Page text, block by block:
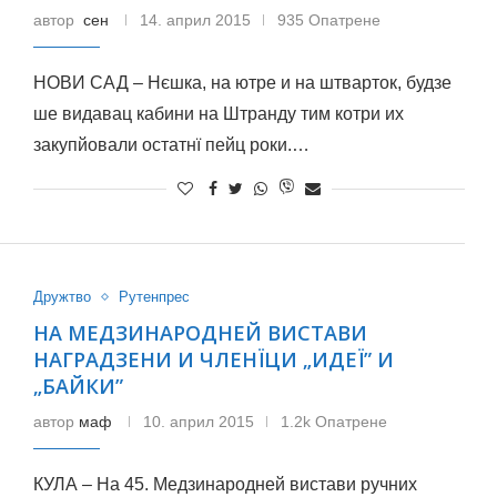
автор сен 14. април 2015 935 Опатрене
НОВИ САД – Нєшка, на ютре и на штварток, будзе
ше видавац кабини на Штранду тим котри их
закупйовали остатнї пейц роки.…
Дружтво Рутенпрес
НА МЕДЗИНАРОДНЕЙ ВИСТАВИ
НАГРАДЗЕНИ И ЧЛЕНЇЦИ „ИДЕЇ” И
„БАЙКИ”
автор маф 10. април 2015 1.2k Опатрене
КУЛА – На 45. Медзинародней вистави ручних